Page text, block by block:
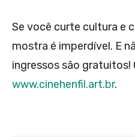
Se você curte cultura e
mostra é imperdível. E
ingressos são gratuitos!
www.cinehenfil.art.br.